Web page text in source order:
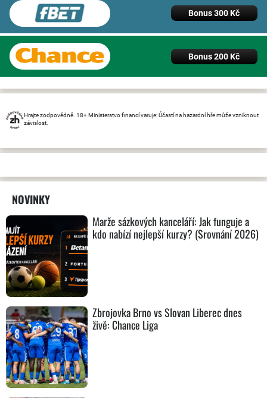
Bonus 300 Kč
Bonus 200 Kč
Hrajte zodpovědně. 18+ Ministerstvo financí varuje: Účastí na hazardní hře může vzniknout
závislost.
NOVINKY
Marže sázkových kanceláří: Jak funguje a
kdo nabízí nejlepší kurzy? (Srovnání 2026)
Zbrojovka Brno vs Slovan Liberec dnes
živě: Chance Liga